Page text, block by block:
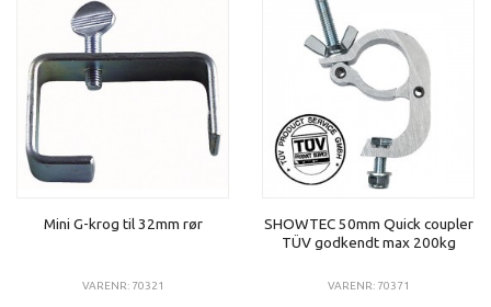
Mini G-krog til 32mm rør
VARENR: 70321
SHOWTEC 50mm Quick coupler
TÜV godkendt max 200kg
VARENR: 70371